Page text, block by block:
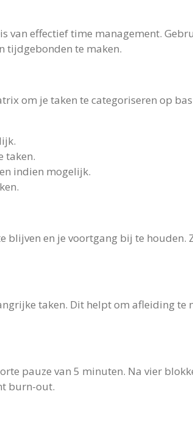
van effectief time management.
tijdgebonden te maken.
om je taken te categoriseren op
taken.
indien mogelijk.
blijven en je voortgang bij te houden.
taken. Dit helpt om afleiding te
pauze van 5 minuten. Na vier
burn-out.